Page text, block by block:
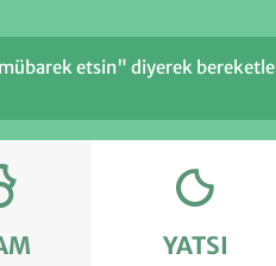
etsin" diyerek bereketle
YATSI